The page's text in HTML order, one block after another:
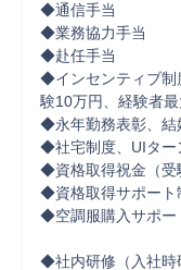
◆通信手当
◆業務協力手当
◆赴任手当
◆インセンティブ制
験10万円、経験者最
◆永年勤務表彰、結
◆社宅制度、UIター
◆資格取得祝金（受
◆資格取得サポート
◆空調服購入サポー
◆社内研修（入社時